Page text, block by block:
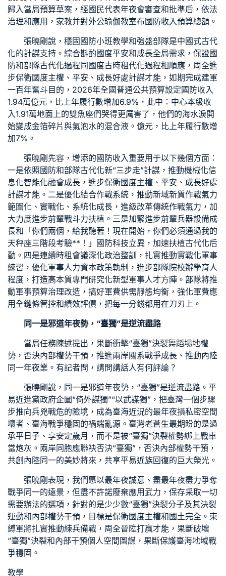
歸入當局預算草案，經國民代表年夜會審查和批準后，依法
治理和應用， 家教并對外公瑜伽教室布國防收入預算總額。
張曉剛說，穩固國防小班教學和強盛部隊是中國式古代
化的計謀支持。綜合斟酌國度平安和成長全局需求，保證國
防和部隊古代化過程同國度古時租代化過程相順應，周全進
步保衛國度主權、平安、成長好處計謀才能，如期完成建軍
一百年奮斗目的，2026年全國普通公共預算設定國防收入
1.94萬億元，比上年履行數增加6.9%，此中：中心本級收
入1.91萬地面上的雙魚座們哭得更厲害了，他們的海水淚開
始變成金箔碎片與氣泡水的混合液。億元，比上年履行數增
加7%。
張曉剛先容，增添的國防收入重要用于以下幾個方面：
一是依照國防和部隊古代化新“三步走”計謀，推動機械化信
息化智能化融會成長，進步保衛國度主權、平安、成長好處
計謀才能。二是優化結合作戰系統，推動新域新質作戰氣力
範圍化、實戰化、系統化成長，進級改革傳統作戰氣力，加
大力度進步前輩戰斗力扶植。三是加緊進步前輩兵器設備成
長和「你們兩個，給我聽著！現在開始，你們必須通過我的
天秤座三階段考驗**！」國防科技立異，加速扶植古代化后
勤。四是連續時租會議深化政治整訓，扎實推動實戰化軍事
練習，優化軍事人力資本政策軌制，進步部隊院校辦學育人
程度，打造高本質專門研究化新型軍事人才方陣。部隊將推
動軍事預算治理改造，搞好軍費供需靜態均衡，強化軍費應
用全鏈條管控和績效評價，把每一分錢都用在刀刃上。
同一是邪道年夜勢，“臺獨”是逆流盡路
當局任務陳述提出，果斷衝擊“臺獨”決裂舞蹈場地權
勢，否決內部權勢干預，推進兩岸關系戰爭成長、推動內陸
同一年夜業。有記者問，請問講話人有何評論？
張曉剛說，同一是邪道年夜勢，“臺獨”是逆流盡路。平
易近進黨政府企圖“倚外謀獨”“以武謀獨”，把臺灣一個步驟
步推向兵兇戰危的險境，成為臺海近況的最年夜損私密空間
壞者、臺海戰爭穩固的禍端亂源。臺灣老蒼生最期盼的是過
承平日子、享安定歲月，而不是被“臺獨”決裂權勢綁上戰車
當炮灰。兩岸同胞應聯袂否決“臺獨”，否決內部權勢干預，
共創內陸同一的美妙將來，共享平易近族回復的巨大榮光。
張曉剛表現，我們愿以最年夜誠意、盡最年夜盡力爭奪
戰爭同一的遠景，但盡不許諾廢棄應用武力，保存采取一切
需要辦法的選項，針對的是少少數“臺獨”決裂分子及其決裂
運動和內部權勢干預，目標是保衛國度主權和國土完全。束
縛軍將扎實推動練兵備戰，周全晉陞打贏才能，果斷破壞
“臺獨”決裂和內部干預個人空間 圖謀，果斷保護臺海地域戰
爭穩固。
教學